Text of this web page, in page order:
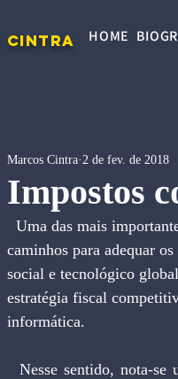
CINTRA HOME
Impostos
Marcos Cintra 2 de fev. de 2018
caminhos para adequar
social e tecnológico
estratégia fiscal
informática.
  Nesse sentido, nota-se um esforço crescente para reformar os sistemas tributários convencionais,